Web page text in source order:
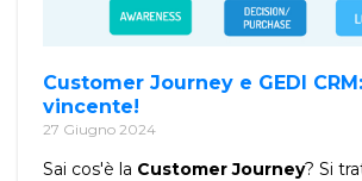
Customer Journey e GEDI
vincente!
27 Giugno 2024
Sai cos'è la Customer Journey? Si